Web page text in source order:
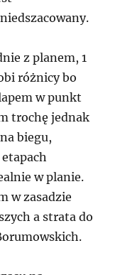
z planem, 1
różnicy bo
w punkt
trochę jednak
biegu,
w planie.
w zasadzie
a strata do